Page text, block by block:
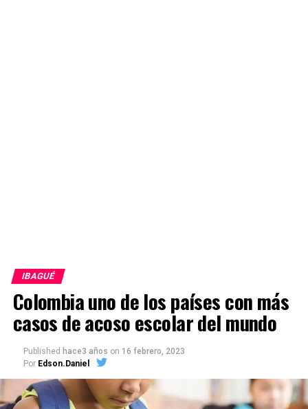
IBAGUÉ
Colombia uno de los países con más
casos de acoso escolar del mundo
Published hace3 años on 16 febrero, 2023
Por Edson.Daniel